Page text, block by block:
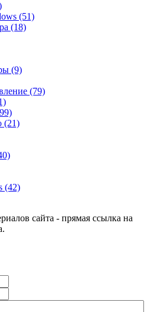
(51)
(18)
(9)
(79)
(21)
(42)
сайта - прямая ссылка на